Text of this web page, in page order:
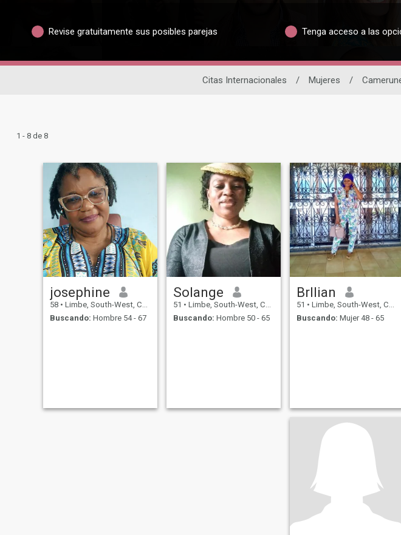
Revise gratuitamente sus posibles parejas Tenga acceso a las
Citas Internacionales / Mujeres /
1 - 8 de 8
josephine
58 • Limbe, South-West, Camerún
Buscando: Hombre 54 - 67
Solange
51 • Limbe, South-West, Camerún
Buscando: Hombre 50 - 65
Brllian
51 • Limbe, South-West, Camerún
Buscando: Mujer 48 - 65